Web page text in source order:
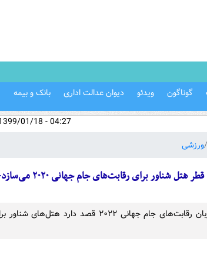
گوناگون ویدئو دیوان عدالت اداری بانک و بیمه
04:27 - 1399/01/18
ورزشی
قطر هتل شناور برای رقابت‌های جام جهانی ۲۰۲۰ می‌سازد+عکس
کارگر آنلاین: میزبان رقابت‌های جام جهانی ۲۰۲۲